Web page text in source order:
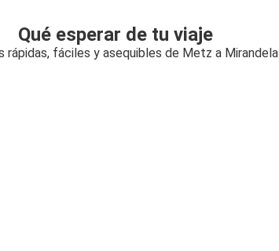
Qué esperar de tu viaje
rápidas, fáciles y asequibles de Metz a Mirandela